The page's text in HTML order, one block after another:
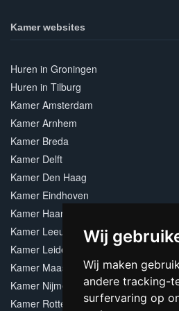
Wij
Wij maken
andere tracking-
surfervaring op
Kamer websites
Huren in Groningen
Huren in Tilburg
Kamer Amsterdam
Kamer Arnhem
Kamer Breda
Kamer Delft
Kamer Den Haag
Kamer Eindhoven
Kamer Haarlem
Kamer Leeuwarden
Kamer Leiden
Kamer Maastricht
Kamer Nijmegen
Kamer Rotterdam